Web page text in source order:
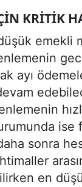
KRITIK
emekli
ayı
ise
sonra
en